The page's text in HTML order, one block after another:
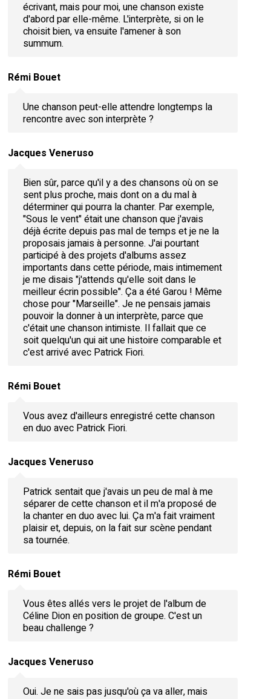
écrivant, mais pour moi, une chanson existe
d'abord par elle-même. L'interprète, si on le
choisit bien, va ensuite l'amener à son
summum.
Rémi Bouet
Une chanson peut-elle attendre longtemps la
rencontre avec son interprète ?
Jacques Veneruso
Bien sûr, parce qu'il y a des chansons où on se
sent plus proche, mais dont on a du mal à
déterminer qui pourra la chanter. Par exemple,
"Sous le vent" était une chanson que j'avais
déjà écrite depuis pas mal de temps et je ne la
proposais jamais à personne. J'ai pourtant
participé à des projets d'albums assez
importants dans cette période, mais intimement
je me disais "j'attends qu'elle soit dans le
meilleur écrin possible". Ça a été Garou ! Même
chose pour "Marseille". Je ne pensais jamais
pouvoir la donner à un interprète, parce que
c'était une chanson intimiste. Il fallait que ce
soit quelqu'un qui ait une histoire comparable et
c'est arrivé avec Patrick Fiori.
Rémi Bouet
Vous avez d'ailleurs enregistré cette chanson
en duo avec Patrick Fiori.
Jacques Veneruso
Patrick sentait que j'avais un peu de mal à me
séparer de cette chanson et il m'a proposé de
la chanter en duo avec lui. Ça m'a fait vraiment
plaisir et, depuis, on la fait sur scène pendant
sa tournée.
Rémi Bouet
Vous êtes allés vers le projet de l'album de
Céline Dion en position de groupe. C'est un
beau challenge ?
Jacques Veneruso
Oui. Je ne sais pas jusqu'où ça va aller, mais